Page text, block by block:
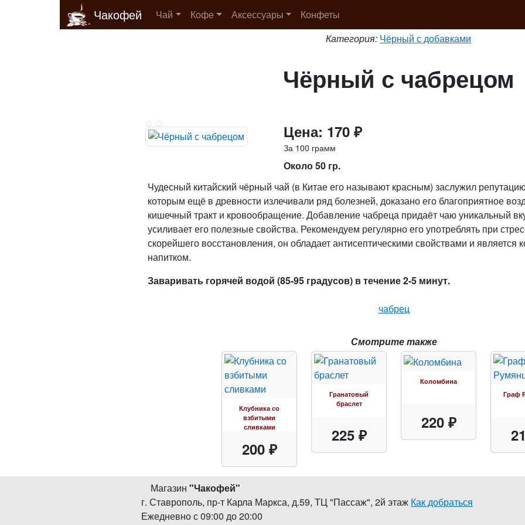
Чакофей Чай Кофе Аксессуары
Конфеты
Категория: Чёрный с добавками
Чёрный с чабрецом
Цена: 170 ₽
За 100 грамм
Около 50 гр.
Чудесный китайский чёрный чай (в Китае его называют красным) заслужил
которым ещё в древности излечивали ряд болезней, доказано его благоприятное
кишечный тракт и кровообращение. Добавление чабреца придаёт чаю уникальный
усиливает его полезные свойства. Рекомендуем регулярно его употреблять при
скорейшего восстановления, он обладает антисептическими свойствами и является
напитком.
Заваривать горячей водой (85-95 градусов) в течение 2-5 минут.
чабрец
Смотрите также
Клубника со
взбитыми
сливками
200 ₽
Гранатовый
браслет
225 ₽
Коломбина
220 ₽
Граф
Магазин"Чакофей"
г. Ставрополь, пр-т Карла Маркса, д.59,ТЦ "Пассаж", 2й этаж Как добраться
Ежедневно с 09:00 до 20:00